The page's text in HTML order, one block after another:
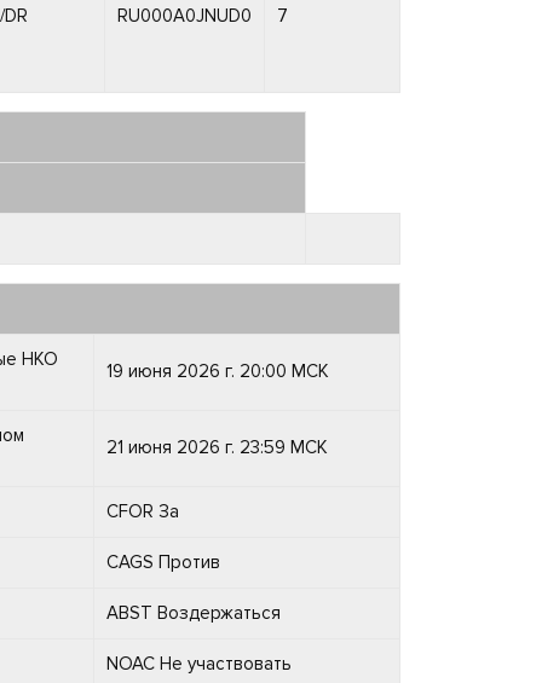
RU000A0JNUD0 7
НКО
19 июня 2026 г. 20:00 МСК
21 июня 2026 г. 23:59 МСК
CFOR За
CAGS Против
ABST Воздержаться
NOAC Не участвовать